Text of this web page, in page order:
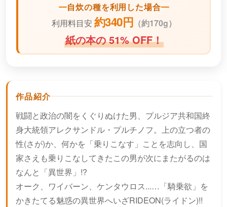
自炊の種を利用した場合
利用料目安 約340円 （約170g）
紙の本の 51% OFF！
作品紹介
戦闘と政治の闇をくぐりぬけた男、プルジア共和国終
身大統領アレクサンドル・プルチノフ。上の立つ者の
性(さが)か、何かを「乗りこなす」ことを志向し、国
家さえも乗りこなしてきたこの男が次にまたがるのは
なんと「異世界」!?
オーク、ワイバーン、ケンタウロス...…「騎乗欲」を
かきたてる魅惑の異世界へいざRIDEON(ライドン)!!